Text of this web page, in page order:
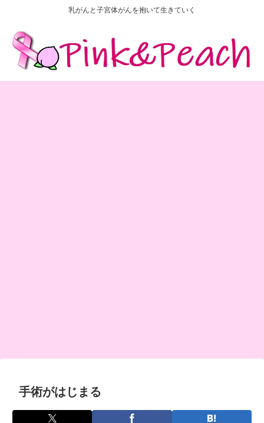
乳がんと子宮体がんを抱いて生きていく
手術がはじまる